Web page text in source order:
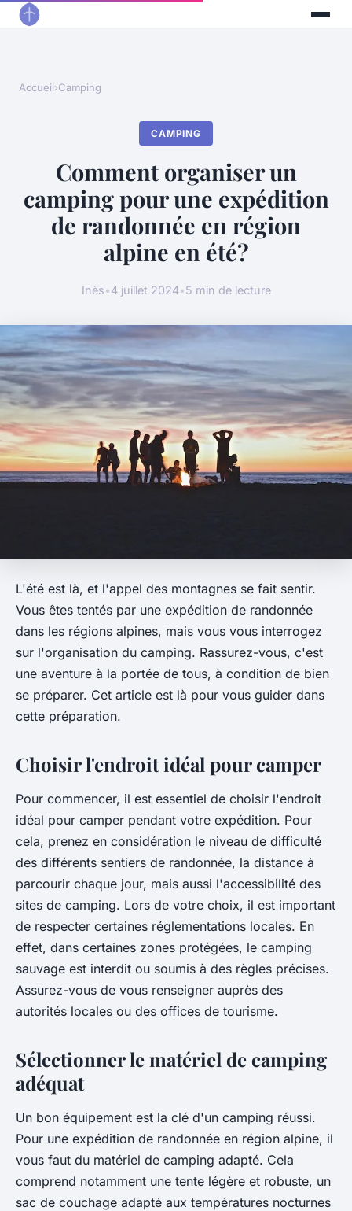
Accueil›Camping
CAMPING
Comment organiser un
camping pour une expédition
de randonnée en région
alpine en été?
Inès•4 juillet 2024•5 min de lecture
L'été est là, et l'appel des montagnes se fait sentir.
Vous êtes tentés par une expédition de randonnée
dans les régions alpines, mais vous vous interrogez
sur l'organisation du camping. Rassurez-vous, c'est
une aventure à la portée de tous, à condition de bien
se préparer. Cet article est là pour vous guider dans
cette préparation.
Choisir l'endroit idéal pour camper
Pour commencer, il est essentiel de choisir l'endroit
idéal pour camper pendant votre expédition. Pour
cela, prenez en considération le niveau de difficulté
des différents sentiers de randonnée, la distance à
parcourir chaque jour, mais aussi l'accessibilité des
sites de camping. Lors de votre choix, il est important
de respecter certaines réglementations locales. En
effet, dans certaines zones protégées, le camping
sauvage est interdit ou soumis à des règles précises.
Assurez-vous de vous renseigner auprès des
autorités locales ou des offices de tourisme.
Sélectionner le matériel de camping
adéquat
Un bon équipement est la clé d'un camping réussi.
Pour une expédition de randonnée en région alpine, il
vous faut du matériel de camping adapté. Cela
comprend notamment une tente légère et robuste, un
sac de couchage adapté aux températures nocturnes